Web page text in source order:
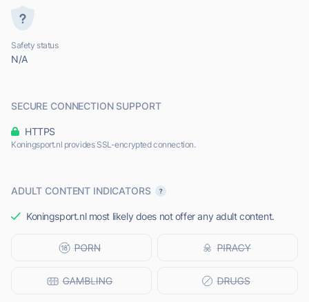
Safety status
N/A
SECURE CONNECTION SUPPORT
HTTPS
Koningsport.nl provides SSL-encrypted connection.
ADULT CONTENT INDICATORS
Koningsport.nl most likely does not offer any adult content.